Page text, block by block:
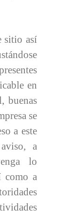
sitio así
en
buenas
se
a este
a
lo
como a